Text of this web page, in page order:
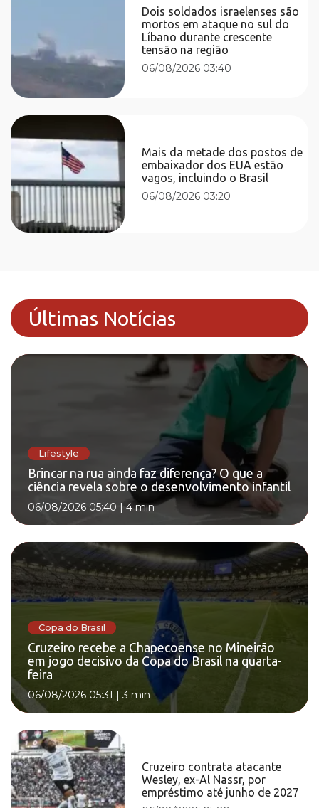
Dois soldados israelenses são
mortos em ataque no sul do
Líbano durante crescente
tensão na região
06/08/2026 03:40
Mais da metade dos postos de
embaixador dos EUA estão
vagos, incluindo o Brasil
06/08/2026 03:20
Últimas Notícias
Lifestyle
Brincar na rua ainda faz diferença? O que a
ciência revela sobre o desenvolvimento infantil
06/08/2026 05:40 | 4 min
Copa do Brasil
Cruzeiro recebe a Chapecoense no Mineirão
em jogo decisivo da Copa do Brasil na quarta-
feira
06/08/2026 05:31 |3 min
Cruzeiro contrata atacante
Wesley, ex-Al Nassr, por
empréstimo até junho de 2027